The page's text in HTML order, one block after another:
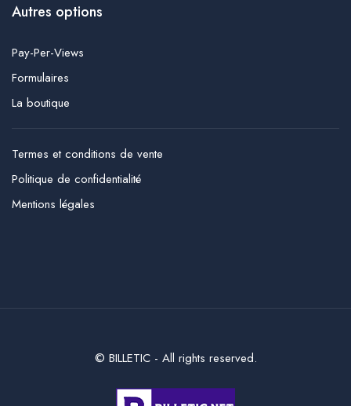
Autres options
Pay-Per-Views
Formulaires
La boutique
Termes et conditions de vente
Politique de confidentialité
Mentions légales
© BILLETIC - All rights reserved.